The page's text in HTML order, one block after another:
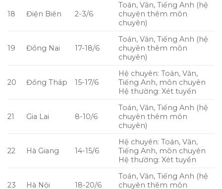
18 Điện Biên 2-3/6
Toán, Văn, Tiếng Anh (hệ
chuyên thêm môn
chuyên)
19 Đồng Nai 17-18/6
Toán, Văn, Tiếng Anh (hệ
chuyên thêm môn
chuyên)
20 Đồng Tháp 15-17/6
Hệ chuyên: Toán, Văn,
Tiếng Anh, môn chuyên
Hệ thường: Xét tuyển
21 Gia Lai 8-10/6
Toán, Văn, Tiếng Anh (hệ
chuyên thêm môn
chuyên)
22 Hà Giang 14-15/6
Hệ chuyên: Toán, Văn,
Tiếng Anh, môn chuyên
Hệ thường: Xét tuyển
23 Hà Nội 18-20/6
Toán, Văn, Tiếng Anh (hệ
chuyên thêm môn